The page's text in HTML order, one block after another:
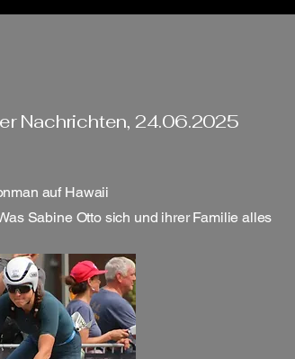
Nachrichten, 24.06.2025
auf Hawaii
Sabine Otto sich und ihrer Familie alles